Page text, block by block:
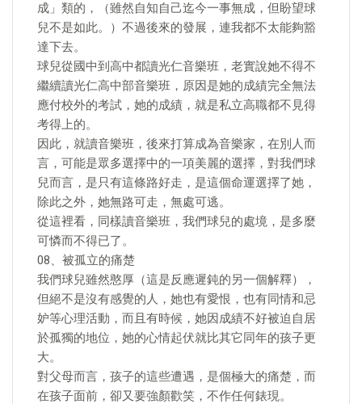
成」類的，（雖然自知自己迄今一事無成，但盼望球
兒不是如此。）不過後來的發展，連我都不太能夠豁
達下去。
球兒從國中到高中都讀光仁音樂班，老實說她不得不
繼續讀光仁高中部音樂班，原因是她的成績完全無法
應付校外的考試，她的成績，就是私立高職都不見得
考得上的。
因此，就讀音樂班，後來打算成為音樂家，在別人而
言，可能是眾多選擇中的一項美麗的選擇，對我們球
兒而言，是只有這條路好走，是這個命運選擇了她，
除此之外，她無路可走，無處可逃。
從這裡看，同樣讀音樂班，我們球兒的處境，是多麼
可憐而不得已了。
08、被孤立的痛楚
我們球兒雖然憨厚（這是反應遲鈍的另一個解釋），
但絕不是沒有感覺的人，她也有愛恨，也有同情和忌
妒等心理活動，而且有時候，她因成績不好被迫自居
於孤獨的地位，她的心情起伏就比其它同年的孩子更
大。
對父母而言，孩子的這些遭遇，是個極大的痛楚，而
在孩子面前，卻又要強顏歡笑，不作任何錶現。